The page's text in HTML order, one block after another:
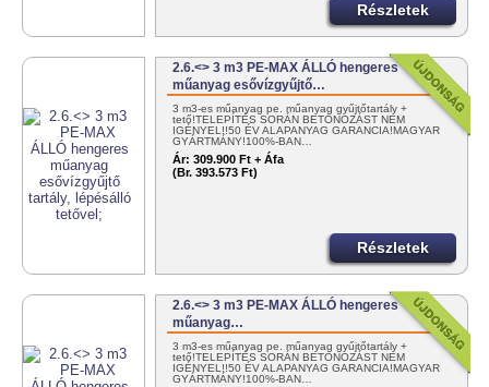
Részletek
2.6.<> 3 m3 PE-MAX ÁLLÓ hengeres
műanyag esővízgyűjtő…
3 m3-es műanyag pe. műanyag gyűjtőtartály +
tető!TELEPÍTÉS SORÁN BETONOZÁST NEM
IGÉNYEL!!50 ÉV ALAPANYAG GARANCIA!MAGYAR
GYÁRTMÁNY!100%-BAN…
Ár: 309.900 Ft + Áfa
(Br. 393.573 Ft)
Részletek
2.6.<> 3 m3 PE-MAX ÁLLÓ hengeres
műanyag…
3 m3-es műanyag pe. műanyag gyűjtőtartály +
tető!TELEPÍTÉS SORÁN BETONOZÁST NEM
IGÉNYEL!!50 ÉV ALAPANYAG GARANCIA!MAGYAR
GYÁRTMÁNY!100%-BAN…